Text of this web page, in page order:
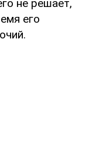
не решает,
его